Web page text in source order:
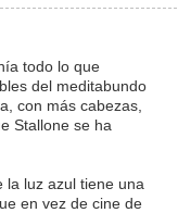
todo lo que
del meditabundo
con más cabezas,
Stallone se ha
la luz azul tiene una
en vez de cine de